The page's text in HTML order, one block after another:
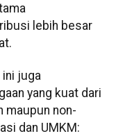
lebih besar
ini juga
yang kuat dari
maupun non-
dan UMKM: